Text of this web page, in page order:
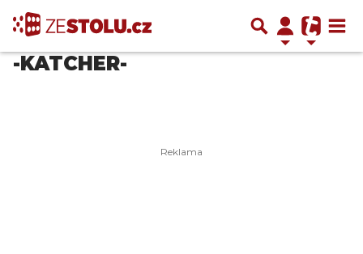
-KATCHER-